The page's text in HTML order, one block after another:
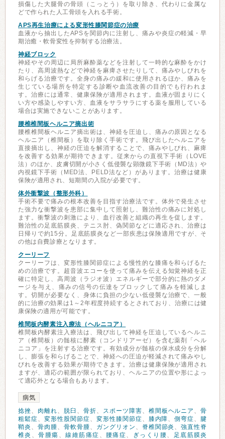
損傷した大腿骨の骨頭（こっとう）を取り除き、代わりに金属な
どで作られた人工骨頭を入れる手術。
APS再生治療による変形性膝関節症の治療
血液から抽出したAPSを関節内に注射し、痛みや炎症の軽減・早
期治癒・軟骨変性を抑制する治療法。
神経ブロック
神経やその周辺に局所麻酔薬などを注射して一時的な麻酔をかけ
たり、高周波熱などで神経を麻痺させたりして、痛みやしびれを
和らげる治療です。全身の痛みの緩和に使用されるほか、痛みを
生じている場所を特定する診断や血流改善の目的でも行われま
す。治療には通常、健康保険が適用されます。血液が固まりにく
い方や感染しやすい方、血液をサラサラにする薬を服用している
場合は実施できないことがあります。
腰椎椎間板ヘルニア摘出術
腰椎椎間板ヘルニア摘出術は、神経を圧迫し、痛みの原因となる
ヘルニア（椎間板）を取り除く手術です。飛び出したヘルニアを
直接摘出し、神経の圧迫を解消することで、痛みやしびれ、麻痺
を改善する効果が期待できます。従来からの直視下手術（LOVE
法）のほか、皮膚切開が小さく低侵襲な顕微鏡下手術（MD法）や
内視鏡下手術（MED法、PELD法など）があります。治療は健康
保険が適用され、短期間の入院が必要です。
体外衝撃波（整形外科）
手術不要で痛みの根本改善を目指す治療法です。体外で発生させ
た強力な衝撃波を患部に集中して照射し、難治性の痛みに対処し
ます。衝撃波の刺激により、血行改善と組織の再生を促します。
難治性の足底筋膜炎、テニス肘、偽関節などに適応され、治療は
日帰りで約15分。足底筋膜炎など一部疾患は保険適用ですが、そ
の他は自費診療となります。
クーリーフ
クーリーフは、変形性膝関節症による慢性的な膝痛を和らげるた
めの治療です。超音波エコーを使って痛みを伝える知覚神経を正
確に特定し、高周波（ラジオ波）エネルギーで部分的に熱のダメ
ージを与え、痛みの信号の伝達をブロックして痛みを軽減しま
す。切開が必要なく、身体に負担の少ない低侵襲な治療で、一般
的に治療の効果は1～2年程度持続するとされており、治療には健
康保険の適用が可能です。
椎間板内酵素注入療法（ヘルニコア）
椎間板内酵素注入療法は、飛び出して神経を圧迫しているヘルニ
ア（椎間板）の髄核に酵素（コンドリアーゼ）を含む薬剤「ヘル
ニコア」を注射する治療です。有効成分が髄核の保水成分を分解
し、膨張を和らげることで、神経への圧迫が軽減されて痛みやし
びれを改善する効果が期待できます。治療は健康保険が適用され
ますが、適応の範囲が限られており、ヘルニアの位置や形によっ
て適応外となる場合もあります。
病気
捻挫、 肉離れ、 脱臼 、 骨折、 スポーツ障害、 椎間板ヘルニア 、骨
粗鬆症、 変形性股関節症、 変形性膝関節症、 膝内障、側弯症、
腱
鞘炎 、 骨肉腫、 骨軟骨腫、 ガングリオン 、 脊椎関節炎 、強直性脊
椎炎 、骨腫瘍 、線維筋痛症 、 腰痛症、 ぎっくり腰、 足底筋膜炎